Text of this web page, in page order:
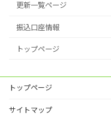
更新一覧ページ
振込口座情報
トップページ
トップページ
サイトマップ